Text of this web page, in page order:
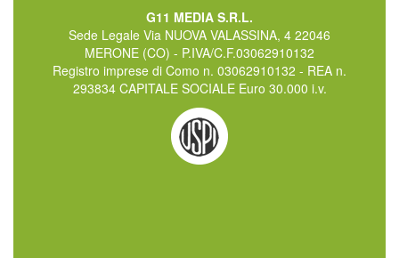
G11 MEDIA S.R.L.
Sede Legale Via NUOVA VALASSINA, 4 22046
MERONE (CO) - P.IVA/C.F.03062910132
Registro imprese di Como n. 03062910132 - REA n.
293834 CAPITALE SOCIALE Euro 30.000 i.v.